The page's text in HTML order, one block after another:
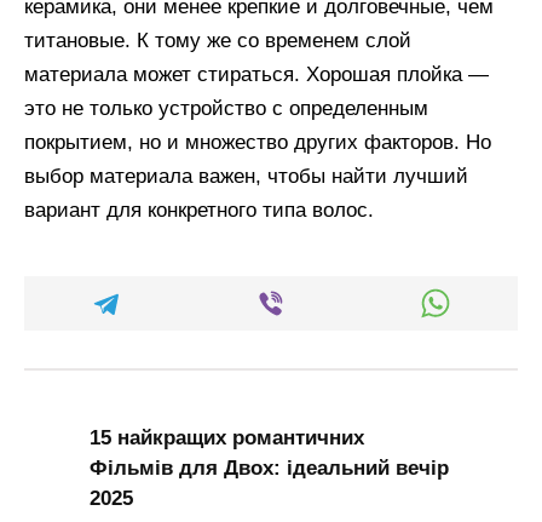
керамика, они менее крепкие и долговечные, чем
титановые. К тому же со временем слой
материала может стираться. Хорошая плойка —
это не только устройство с определенным
покрытием, но и множество других факторов. Но
выбор материала важен, чтобы найти лучший
вариант для конкретного типа волос.
15 найкращих романтичних
Фільмів для Двох: ідеальний вечір
2025